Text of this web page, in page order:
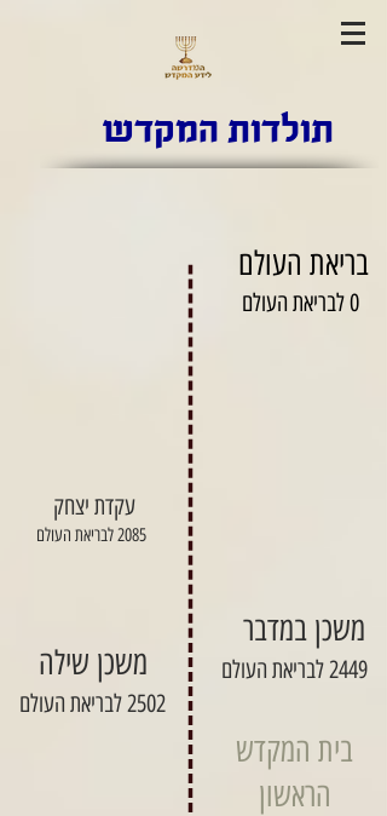
תולדות המקדש
עקדת יצחק
בריאת העולם
0 לבריאת העולם
2085 לבריאת העולם
משכן שילה
משכן במדבר
2449 לבריאת העולם
2502 לבריאת העולם
בית המקדש
הראשון